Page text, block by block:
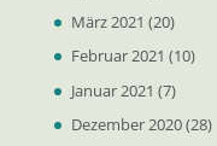
März 2021 (20)
Februar 2021 (10)
Januar 2021 (7)
Dezember 2020(28)